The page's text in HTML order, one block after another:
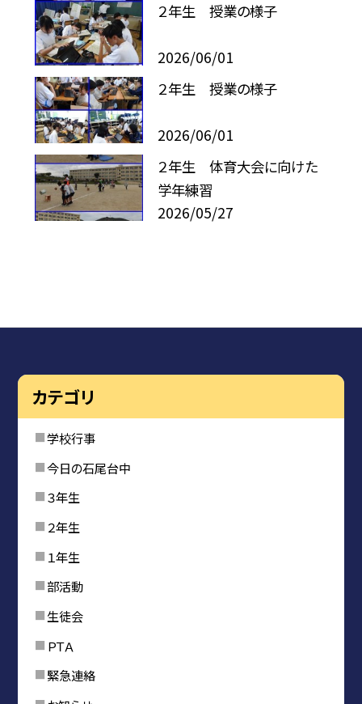
２年生 授業の様子
2026/06/01
２年生 授業の様子
2026/06/01
２年生 体育大会に向けた
学年練習
2026/05/27
カテゴリ
学校行事
今日の石尾台中
３年生
２年生
１年生
部活動
生徒会
ＰＴＡ
緊急連絡